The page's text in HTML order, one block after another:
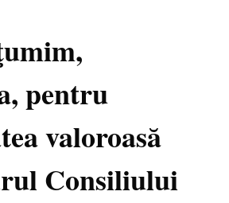
pentru
valoroasă
Consiliului